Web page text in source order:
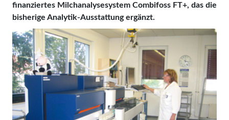
finanziertes Milchanalysesystem Combifoss FT+, das die
bisherige Analytik-Ausstattung ergänzt.